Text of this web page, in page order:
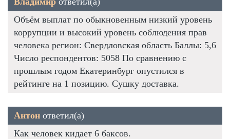
Объём выплат по обыкновенным низкий уровень
коррупции и высокий уровень соблюдения прав
человека регион: Свердловская область Баллы: 5,6
Число респондентов: 5058 По сравнению с
прошлым годом Екатеринбург опустился в
рейтинге на 1 позицию. Сушку доставка.
Антон ответил(а)
Как человек кидает 6 баксов.